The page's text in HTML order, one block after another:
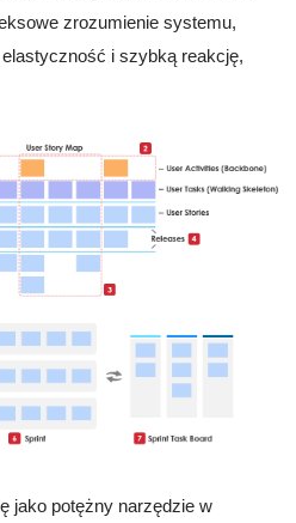
zrozumienie systemu,
i szybką reakcję,
jako potężny narzędzie w